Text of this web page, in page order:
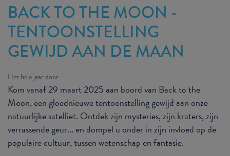
BACK TO THE MOON -
TENTOONSTELLING
GEWIJD AAN DE MAAN
Het hele jaar door
Kom vanaf 29 maart 2025 aan boord van Back to the
Moon, een gloednieuwe tentoonstelling gewijd aan onze
natuurlijke satelliet. Ontdek zijn mysteries, zijn kraters, zijn
verrassende geur... en dompel u onder in zijn invloed op de
populaire cultuur, tussen wetenschap en fantasie.